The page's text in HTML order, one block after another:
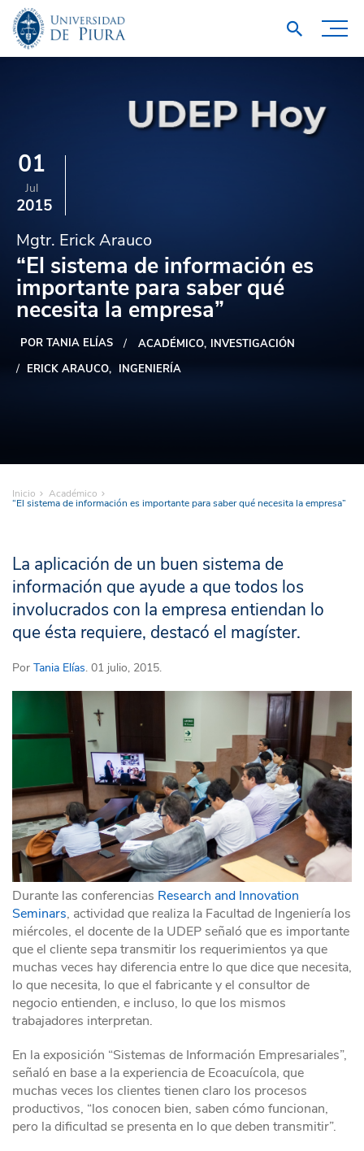
01
Jul
2015
Mgtr. Erick Arauco
“El sistema de información es
importante para saber qué
necesita la empresa”
POR TANIA ELÍAS ACADÉMICO INVESTIGACIÓN
ERICK ARAUCO
INGENIERÍA
Inicio Académico
“El sistema de información es importante para saber qué necesita la empresa”
La aplicación de un buen sistema de
información que ayude a que todos los
involucrados con la empresa entiendan lo
que ésta requiere, destacó el magíster.
Por Tania Elías. 01 julio, 2015.
Durante las conferencias Research and Innovation
Seminars, actividad que realiza la Facultad de Ingeniería los
miércoles, el docente de la UDEP señaló que es importante
que el cliente sepa transmitir los requerimientos ya que
muchas veces hay diferencia entre lo que dice que necesita,
lo que necesita, lo que el fabricante y el consultor de
negocio entienden, e incluso, lo que los mismos
trabajadores interpretan.
En la exposición “Sistemas de Información Empresariales”,
señaló en base a la experiencia de Ecoacuícola, que
muchas veces los clientes tienen claro los procesos
productivos, “los conocen bien, saben cómo funcionan,
pero la dificultad se presenta en lo que deben transmitir”.